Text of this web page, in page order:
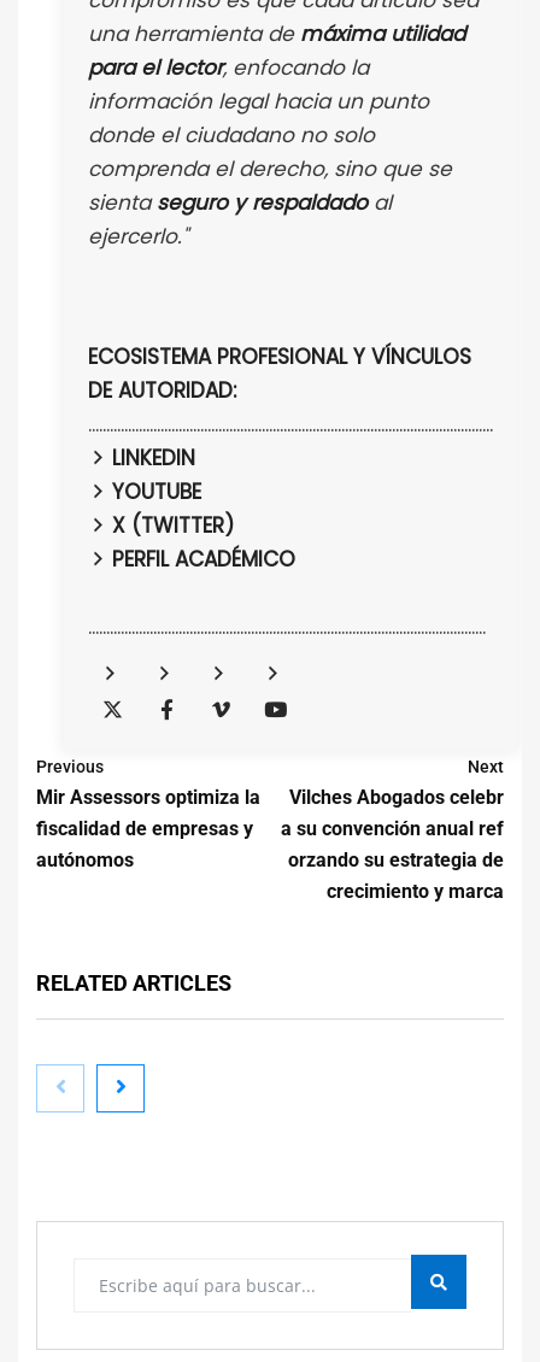
una herramienta de máxima utilidad
para el lector, enfocando la
información legal hacia un punto
donde el ciudadano no solo
comprenda el derecho, sino que se
sientaseguro y respaldadoal
ejercerlo."
ECOSISTEMA PROFESIONAL Y VÍNCULOS
DE AUTORIDAD:
................................................................................................................
LINKEDIN
YOUTUBE
X (TWITTER)
PERFIL ACADÉMICO
..............................................................................................................
Previous
Mir Assessors optimiza la
fiscalidad de empresas y
autónomos
Next
Vilches Abogados celebr
a su convención anual ref
orzando su estrategia de
crecimiento y marca
RELATED ARTICLES